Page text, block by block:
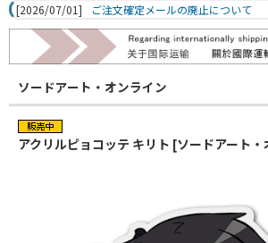
[2026/07/01]
ご注文確定メールの廃止について
ソードアート・オンライン
アクリルピョコッテ キリト [ソードアート